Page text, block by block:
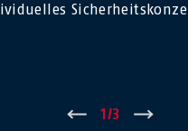
1/3